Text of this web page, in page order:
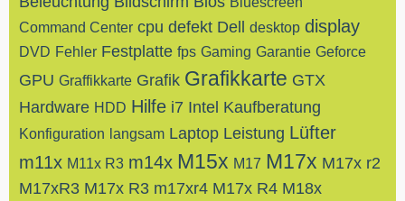
Command Center cpu defekt Dell desktop display
DVD Fehler Festplatte fps Gaming Garantie Geforce
GPU Graffikkarte Grafik Grafikkarte GTX
Hardware HDD Hilfe i7 Intel Kaufberatung
Konfiguration langsam Laptop Leistung Lüfter
m11x M11x R3 m14x M15x M17 M17x M17x r2
M17xR3 M17x R3 m17xr4 M17x R4 M18x